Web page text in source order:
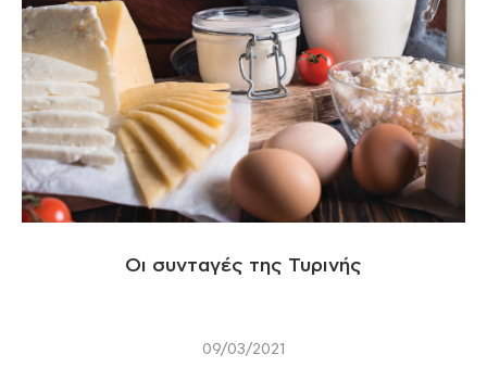
Οι συνταγές της Τυρινής
09/03/2021